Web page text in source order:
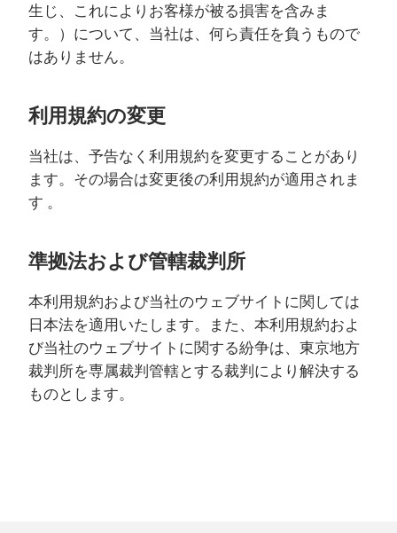
生じ、これによりお客様が被る損害を含みま
す。）について、当社は、何ら責任を負うもので
はありません。
利用規約の変更
当社は、予告なく利用規約を変更することがあり
ます。その場合は変更後の利用規約が適用されま
す 。
準拠法および管轄裁判所
本利用規約および当社のウェブサイトに関しては
日本法を適用いたします。また、本利用規約およ
び当社のウェブサイトに関する紛争は、東京地方
裁判所を専属裁判管轄とする裁判により解決する
ものとします。